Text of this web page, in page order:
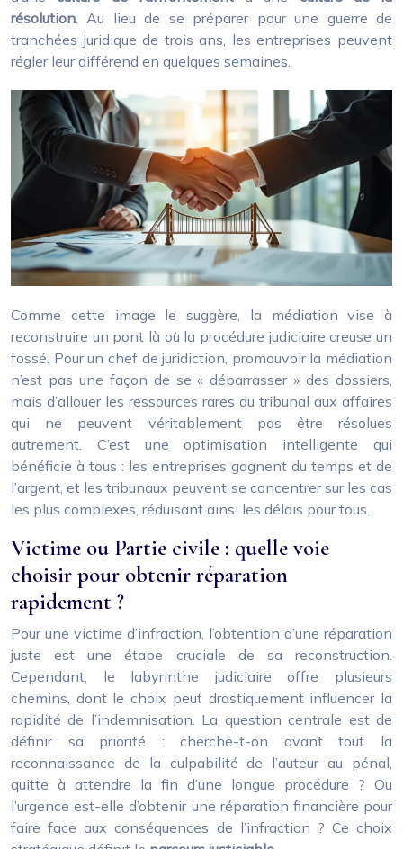
résolution. Au lieu de se préparer pour une guerre de
tranchées juridique de trois ans, les entreprises peuvent
régler leur différend en quelques semaines.
Comme cette image le suggère, la médiation vise à
reconstruire un pont là où la procédure judiciaire creuse un
fossé. Pour un chef de juridiction, promouvoir la médiation
n’est pas une façon de se « débarrasser » des dossiers,
mais d’allouer les ressources rares du tribunal aux affaires
qui ne peuvent véritablement pas être résolues
autrement. C’est une optimisation intelligente qui
bénéficie à tous : les entreprises gagnent du temps et de
l’argent, et les tribunaux peuvent se concentrer sur les cas
les plus complexes, réduisant ainsi les délais pour tous.
Victime ou Partie civile : quelle voie
choisir pour obtenir réparation
rapidement ?
Pour une victime d’infraction, l’obtention d’une réparation
juste est une étape cruciale de sa reconstruction.
Cependant, le labyrinthe judiciaire offre plusieurs
chemins, dont le choix peut drastiquement influencer la
rapidité de l’indemnisation. La question centrale est de
définir sa priorité : cherche-t-on avant tout la
reconnaissance de la culpabilité de l’auteur au pénal,
quitte à attendre la fin d’une longue procédure ? Ou
l’urgence est-elle d’obtenir une réparation financière pour
faire face aux conséquences de l’infraction ? Ce choix